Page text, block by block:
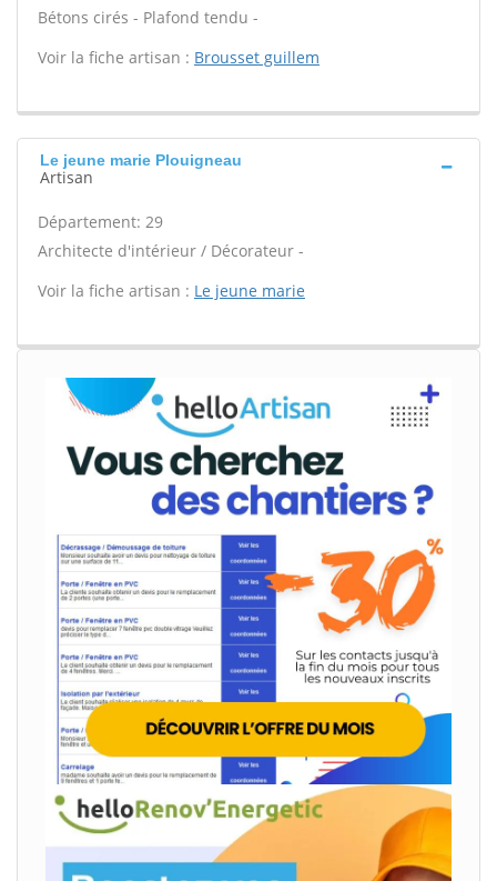
Bétons cirés - Plafond tendu -
Voir la fiche artisan : Brousset guillem
Le jeune marie Plouigneau
Artisan
Département: 29
Architecte d'intérieur / Décorateur -
Voir la fiche artisan : Le jeune marie